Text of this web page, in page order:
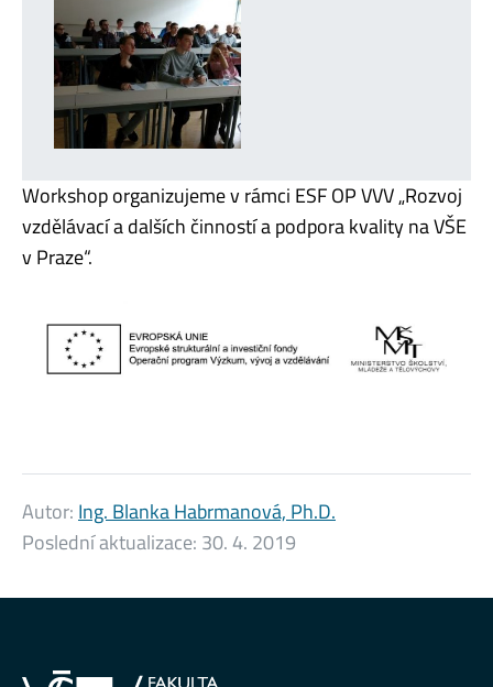
Workshop organizujeme v rámci ESF OP VVV „Rozvoj
vzdělávací a dalších činností a podpora kvality na VŠE
v Praze“.
Autor: Ing. Blanka Habrmanová, Ph.D.
Poslední aktualizace: 30. 4. 2019